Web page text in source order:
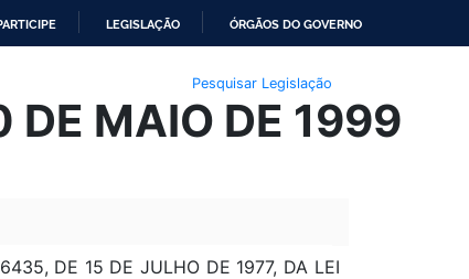
LEGISLAÇÃO ÓRGÃOS DO GOVERNO
Pesquisar Legislação
DE MAIO DE 1999
DE 15 DE JULHO DE 1977, DA LEI